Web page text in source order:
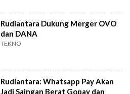
Rudiantara Dukung Merger OVO
dan DANA
TEKNO
Rudiantara: Whatsapp Pay Akan
Jadi Saingan Berat Gopay dan